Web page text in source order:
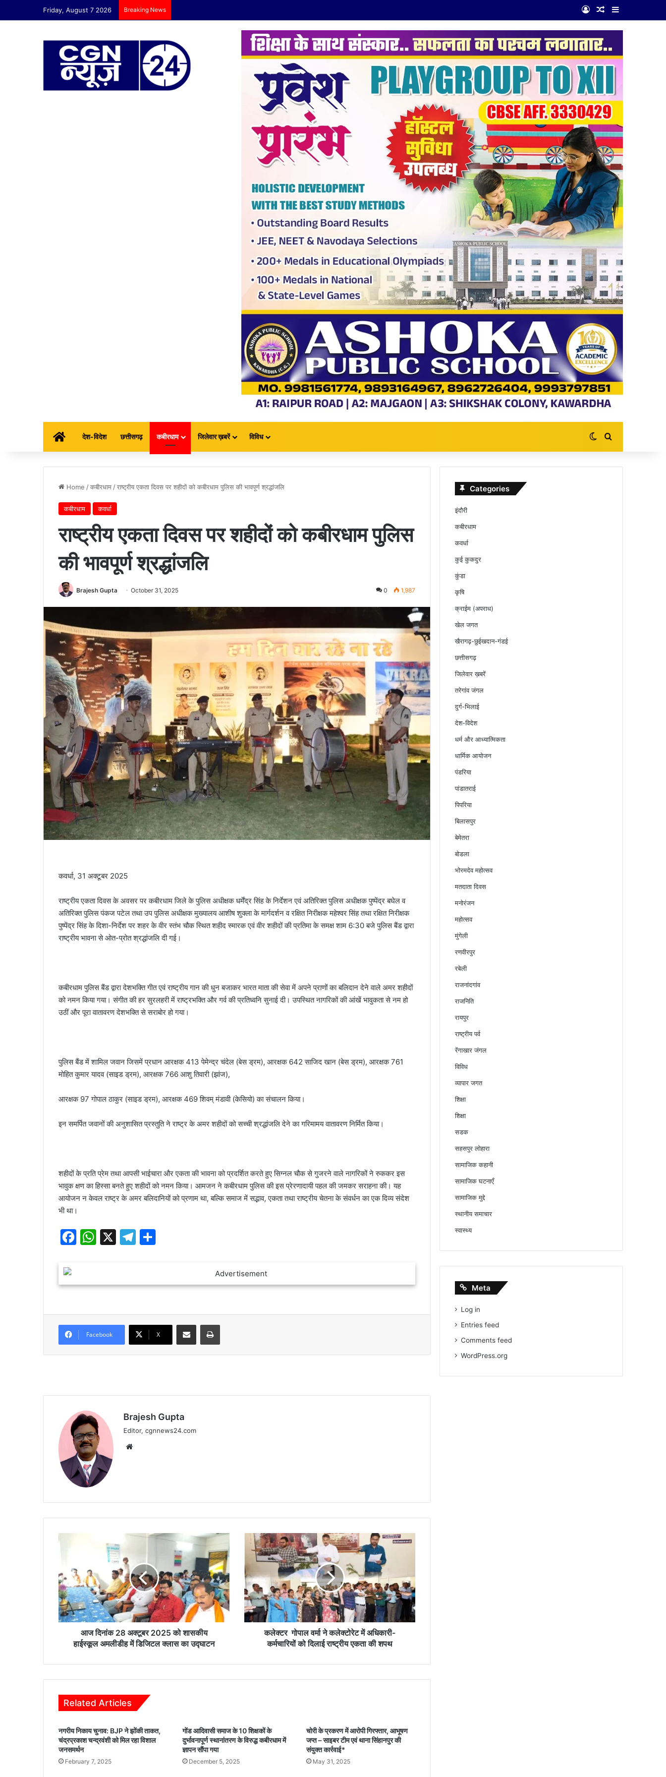
Friday, August 7 2026 Breaking News Log InRandom Article
Sidebar
होम देश-विदेश छत्तीसगढ़ कबीरधाम जिलेवार ख़बरें विविध Switch skin
Search for
Home /कबीरधाम /राष्ट्रीय एकता दिवस पर शहीदों को कबीरधाम पुलिस की भावपूर्ण श्रद्धांजलि
कबीरधाम कवर्धा
राष्ट्रीय एकता दिवस पर शहीदों को कबीरधाम पुलिस
की भावपूर्ण श्रद्धांजलि
Brajesh Gupta October 31, 2025 0 1,987
कवर्धा, 31 अक्टूबर 2025
राष्ट्रीय एकता दिवस के अवसर पर कबीरधाम जिले के पुलिस अधीक्षक धर्मेंद्र सिंह के निर्देशन एवं अतिरिक्त पुलिस अधीक्षक पुष्पेंद्र बघेल व
अतिरिक्त पुलिस पंकज पटेल तथा उप पुलिस अधीक्षक मुख्यालय आशीष शुक्ला के मार्गदर्शन व रक्षित निरीक्षक महेश्वर सिंह तथा रक्षित निरीक्षक
पुष्पेंद्र सिंह के दिशा-निर्देश पर शहर के वीर स्तंभ चौक स्थित शहीद स्मारक एवं वीर शहीदों की प्रतिमा के समक्ष शाम 6:30 बजे पुलिस बैंड द्वारा
राष्ट्रीय भावना से ओत-प्रोत श्रद्धांजलि दी गई।
कबीरधाम पुलिस बैंड द्वारा देशभक्ति गीत एवं राष्ट्रीय गान की धुन बजाकर भारत माता की सेवा में अपने प्राणों का बलिदान देने वाले अमर शहीदों
को नमन किया गया। संगीत की हर सुरलहरी में राष्ट्रभक्ति और गर्व की प्रतिध्वनि सुनाई दी। उपस्थित नागरिकों की आंखें भावुकता से नम हो
उठीं और पूरा वातावरण देशभक्ति से सराबोर हो गया।
पुलिस बैंड में शामिल जवान जिसमें प्रधान आरक्षक 413 पेमेन्द्र चंदेल (बेस ड्रम), आरक्षक 642 साजिद खान (बेस ड्रम), आरक्षक 761
मोहित कुमार यादव (साइड ड्रम), आरक्षक 766 आशु तिवारी (झांज),
आरक्षक 97 गोपाल ठाकुर (साइड ड्रम), आरक्षक 469 शिवम् मंडावी (केसियो) का संचालन किया।
इन समर्पित जवानों की अनुशासित प्रस्तुति ने राष्ट्र के अमर शहीदों को सच्ची श्रद्धांजलि देने का गरिमामय वातावरण निर्मित किया।
शहीदों के प्रति प्रेम तथा आपसी भाईचारा और एकता की भावना को प्रदर्शित करते हुए सिग्नल चौक से गुजरने वाले नागरिकों ने रुककर इस
भावुक क्षण का हिस्सा बनते हुए शहीदों को नमन किया। आमजन ने कबीरधाम पुलिस की इस प्रेरणादायी पहल की जमकर सराहना की। यह
आयोजन न केवल राष्ट्र के अमर बलिदानियों को प्रणाम था, बल्कि समाज में सद्भाव, एकता तथा राष्ट्रीय चेतना के संवर्धन का एक दिव्य संदेश
भी था।
F
e
o
o
k
W
s
p
p
X
T
gr
m
e
Facebook X
Share via Email Print
Brajesh Gupta
Editor, cgnnews24.com
अक्टूबर
2025
को
शासकीय
हाईस्कूल
अमलीडीह
डिजिटल
का
आज दिनांक 28 अक्टूबर 2025 को शासकीय
हाईस्कूल अमलीडीह में डिजिटल क्लास का उद्घाटन
कलेक्टर
गोपाल
ने
कलेक्टोरेट
में
अधिकारी-
कर्मचारियों
को
की
कलेक्टर गोपाल वर्मा ने कलेक्टोरेट में अधिकारी-
कर्मचारियों को दिलाई राष्ट्रीय एकता की शपथ
Related Articles
नगरीय निकाय चुनाव: BJP ने झोंकी ताकत,
चंद्रप्रकाश चन्द्रवंशी को मिल रहा विशाल
जनसमर्थन
February 7, 2025
गोंड आदिवासी समाज के 10 शिक्षकों के
दुर्भावनापूर्ण स्थानांतरण के विरुद्ध कबीरधाम में
ज्ञापन सौंपा गया
December 5, 2025
चोरी के प्रकरण में आरोपी गिरफ्तार, आभूषण
जप्त – साइबर टीम एवं थाना सिंहानपुर की
संयुक्त कार्रवाई*
May 31, 2025
Categories
इंदौरी
कबीरधाम
कवर्धा
कुई कुकदुर
कुंडा
कृषि
क्राईम (अपराध)
खेल जगत
खैरागढ़-छुईखदान-गंडई
छत्तीसगढ़
जिलेवार ख़बरें
तरेगांव जंगल
दुर्ग-भिलाई
देश-विदेश
धर्म और आध्यात्मिकता
धार्मिक आयोजन
पंडरिया
पांडातराई
पिपरिया
बिलासपुर
बेमेतरा
बोडला
भोरमदेव महोत्सव
मतदाता दिवस
मनोरंजन
महोत्सव
मुंगेली
रणवीरपुर
रबेली
राजनांदगांव
राजनिति
रायपुर
राष्ट्रीय पर्व
रेंगाखार जंगल
विविध
व्यापार जगत
शिक्षा
शिक्षा
सडक
सहसपुर लोहारा
सामाजिक कहानी
सामाजिक घटनाएँ
सामाजिक मुद्दे
स्थानीय समाचार
स्वास्थ्य
Meta
Log in
Entries feed
Comments feed
WordPress.org